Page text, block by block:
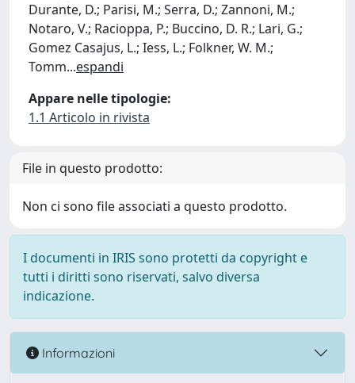
Durante, D.; Parisi, M.; Serra, D.; Zannoni, M.;
Notaro, V.; Racioppa, P.; Buccino, D. R.; Lari, G.;
Gomez Casajus, L.; Iess, L.; Folkner, W. M.;
Tomm...espandi
Appare nelle tipologie:
1.1 Articolo in rivista
File in questo prodotto:
Non ci sono file associati a questo prodotto.
I documenti in IRIS sono protetti da copyright e
tutti i diritti sono riservati, salvo diversa
indicazione.
Informazioni